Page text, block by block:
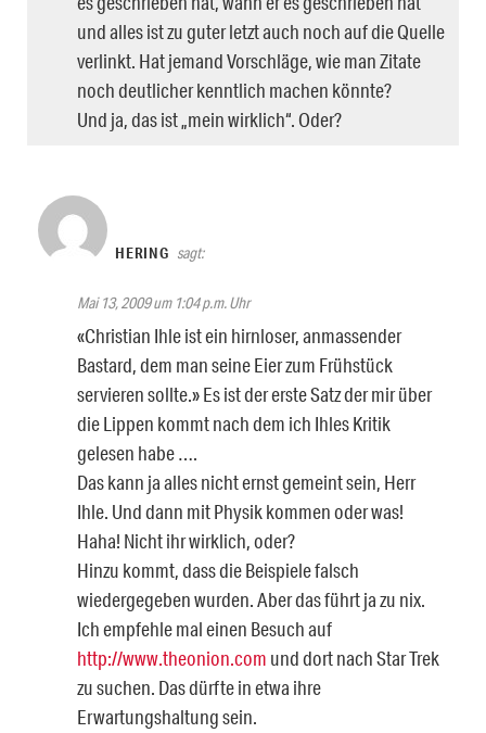
und alles ist zu guter letzt auch noch auf die Quelle
verlinkt. Hat jemand Vorschläge, wie man Zitate
noch deutlicher kenntlich machen könnte?
Und ja, das ist „mein wirklich“. Oder?
HERING sagt:
Mai 13, 2009 um 1:04 p.m. Uhr
«Christian Ihle ist ein hirnloser, anmassender
Bastard, dem man seine Eier zum Frühstück
servieren sollte.» Es ist der erste Satz der mir über
die Lippen kommt nach dem ich Ihles Kritik
gelesen habe ….
Das kann ja alles nicht ernst gemeint sein, Herr
Ihle. Und dann mit Physik kommen oder was!
Haha! Nicht ihr wirklich, oder?
Hinzu kommt, dass die Beispiele falsch
wiedergegeben wurden. Aber das führt ja zu nix.
Ich empfehle mal einen Besuch auf
http://www.theonion.com und dort nach Star Trek
zu suchen. Das dürfte in etwa ihre
Erwartungshaltung sein.